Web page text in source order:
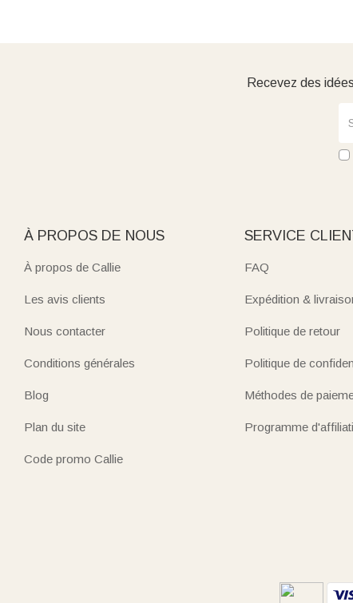
Recevez des
À PROPOS DE NOUS
À propos de Callie
Les avis clients
Nous contacter
Conditions générales
Blog
Plan du site
Code promo Callie
SERVICE
FAQ
Expédition &
Politique de retour
Politique de
Méthodes de
Programme